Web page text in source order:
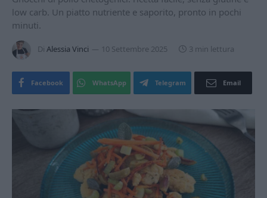
low carb. Un piatto nutriente e saporito, pronto in pochi
minuti.
Di Alessia Vinci 10 Settembre 2025 3 min lettura
Facebook WhatsApp Telegram Email